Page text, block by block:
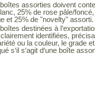
assorties doivent
25% de rose pâle/
et 25% de "novelty" assorti.
destinées à
identifiées,
ou la couleur, le grade
s‘il s‘agit d‘une boîte